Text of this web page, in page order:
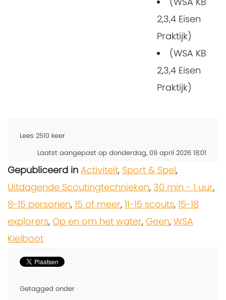
2,3,4 Eisen
Praktijk)
(WSA KB
2,3,4 Eisen
Praktijk)
Lees 2510 keer
Laatst aangepast op donderdag, 09 april 2026 18:01
Gepubliceerd in Activiteit, Sport & Spel,
Uitdagende Scoutingtechnieken, 30 min - 1 uur,
8-15 personen, 15 of meer, 11-15 scouts, 15-18
explorers, Op en om het water, Geen, WSA
Kielboot
Getagged onder